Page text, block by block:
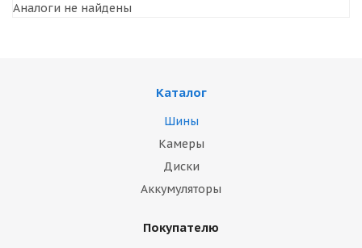
Аналоги не найдены
Каталог
Шины
Камеры
Диски
Аккумуляторы
Покупателю